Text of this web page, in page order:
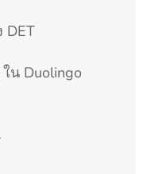
DET
น Duolingo